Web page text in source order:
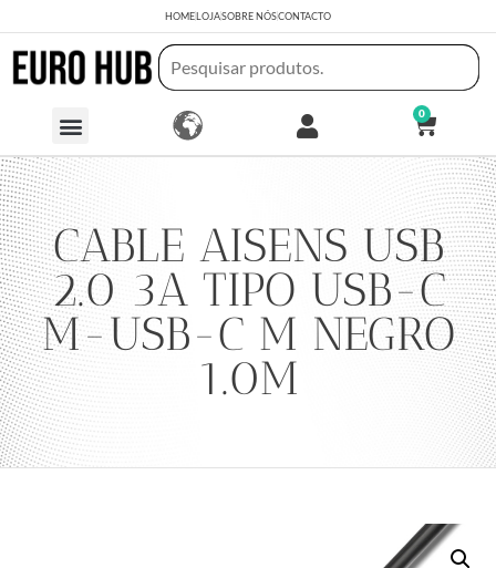
HOMELOJASOBRE NÓSCONTACTO
0
CABLE AISENS USB
2.0 3A TIPO USB-C
M-USB-C M NEGRO
1.0M